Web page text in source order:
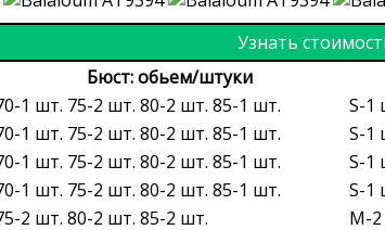
Узнать
Бюст: обьем/штуки
1 шт. 75-2 шт. 80-2 шт. 85-1 шт. S-1
1 шт. 75-2 шт. 80-2 шт. 85-1 шт. S-1
1 шт. 75-2 шт. 80-2 шт. 85-1 шт. S-1
1 шт. 75-2 шт. 80-2 шт. 85-1 шт. S-1
2 шт. 80-2 шт. 85-2 шт. M-